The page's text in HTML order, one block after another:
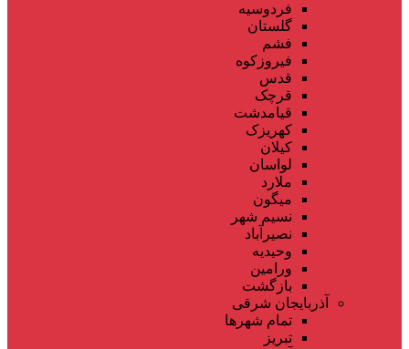
فردوسیه
گلستان
فشم
فیروزکوه
قدس
قرچک
قیامدشت
کهریزک
کیلان
لواسان
ملارد
میگون
نسیم شهر
نصیرآباد
وحیدیه
ورامین
بازگشت
آذربایجان شرقی
تمام شهر‌ها
تبریز